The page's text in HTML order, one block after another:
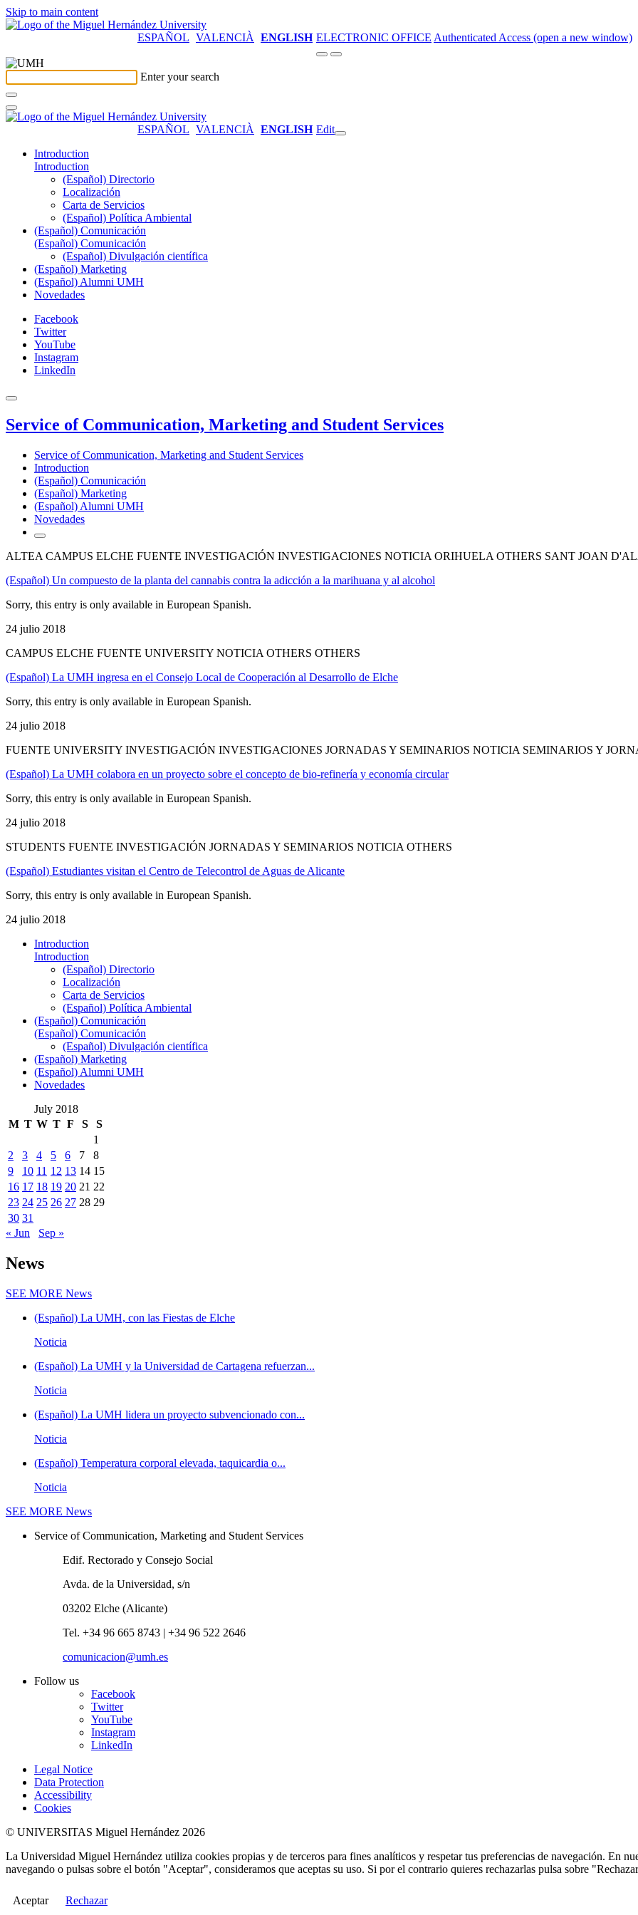
Skip to main content
ESPAÑOL VALENCIÀ ENGLISH ELECTRONIC OFFICE Authenticated Access (open a new window)
Enter your search
ESPAÑOL VALENCIÀ ENGLISH Edit
Introduction
Introduction
(Español) Directorio
Localización
Carta de Servicios
(Español) Política Ambiental
(Español) Comunicación
(Español) Comunicación
(Español) Divulgación científica
(Español) Marketing
(Español) Alumni UMH
Novedades
Facebook
Twitter
YouTube
Instagram
LinkedIn
Service of Communication, Marketing and Student Services
Service of Communication, Marketing and Student Services
Introduction
(Español) Comunicación
(Español) Marketing
(Español) Alumni UMH
Novedades
ALTEA CAMPUS ELCHE FUENTE INVESTIGACIÓN INVESTIGACIONES NOTICIA ORIHUELA OTHERS SANT JOAN
(Español) Un compuesto de la planta del cannabis contra la adicción a la marihuana y al alcohol
Sorry, this entry is only available in European Spanish.
24 julio 2018
CAMPUS ELCHE FUENTE UNIVERSITY NOTICIA OTHERS OTHERS
(Español) La UMH ingresa en el Consejo Local de Cooperación al Desarrollo de Elche
Sorry, this entry is only available in European Spanish.
24 julio 2018
FUENTE UNIVERSITY INVESTIGACIÓN INVESTIGACIONES JORNADAS Y SEMINARIOS NOTICIA SEMINARIOS Y
(Español) La UMH colabora en un proyecto sobre el concepto de bio-refinería y economía circular
Sorry, this entry is only available in European Spanish.
24 julio 2018
STUDENTS FUENTE INVESTIGACIÓN JORNADAS Y SEMINARIOS NOTICIA OTHERS
(Español) Estudiantes visitan el Centro de Telecontrol de Aguas de Alicante
Sorry, this entry is only available in European Spanish.
24 julio 2018
Introduction
Introduction
(Español) Directorio
Localización
Carta de Servicios
(Español) Política Ambiental
(Español) Comunicación
(Español) Comunicación
(Español) Divulgación científica
(Español) Marketing
(Español) Alumni UMH
Novedades
July 2018
M T W T F S
S
1
2
3 4 5 6 7
8
9
10 11 12 13 14 15
16 17 18 19 20 21 22
23 24 25 26 27 28 29
30 31
« Jun
Sep »
News
SEE MORE News
(Español) La UMH, con las Fiestas de Elche
Noticia
(Español) La UMH y la Universidad de Cartagena refuerzan...
Noticia
(Español) La UMH lidera un proyecto subvencionado con...
Noticia
(Español) Temperatura corporal elevada, taquicardia o...
Noticia
SEE MORE News
Service of Communication, Marketing and Student Services
Edif. Rectorado y Consejo Social
Avda. de la Universidad, s/n
03202 Elche (Alicante)
Tel. +34 96 665 8743 | +34 96 522 2646
comunicacion@umh.es
Follow us
Facebook
Twitter
YouTube
Instagram
LinkedIn
Legal Notice
Data Protection
Accessibility
Cookies
© UNIVERSITAS Miguel Hernández 2026
La Universidad Miguel Hernández utiliza cookies propias y de terceros para fines analíticos y respetar tus preferencias de navegación. En
navegando o pulsas sobre el botón "Aceptar", consideramos que aceptas su uso. Si por el contrario quieres rechazarlas pulsa sobre
Aceptar Rechazar